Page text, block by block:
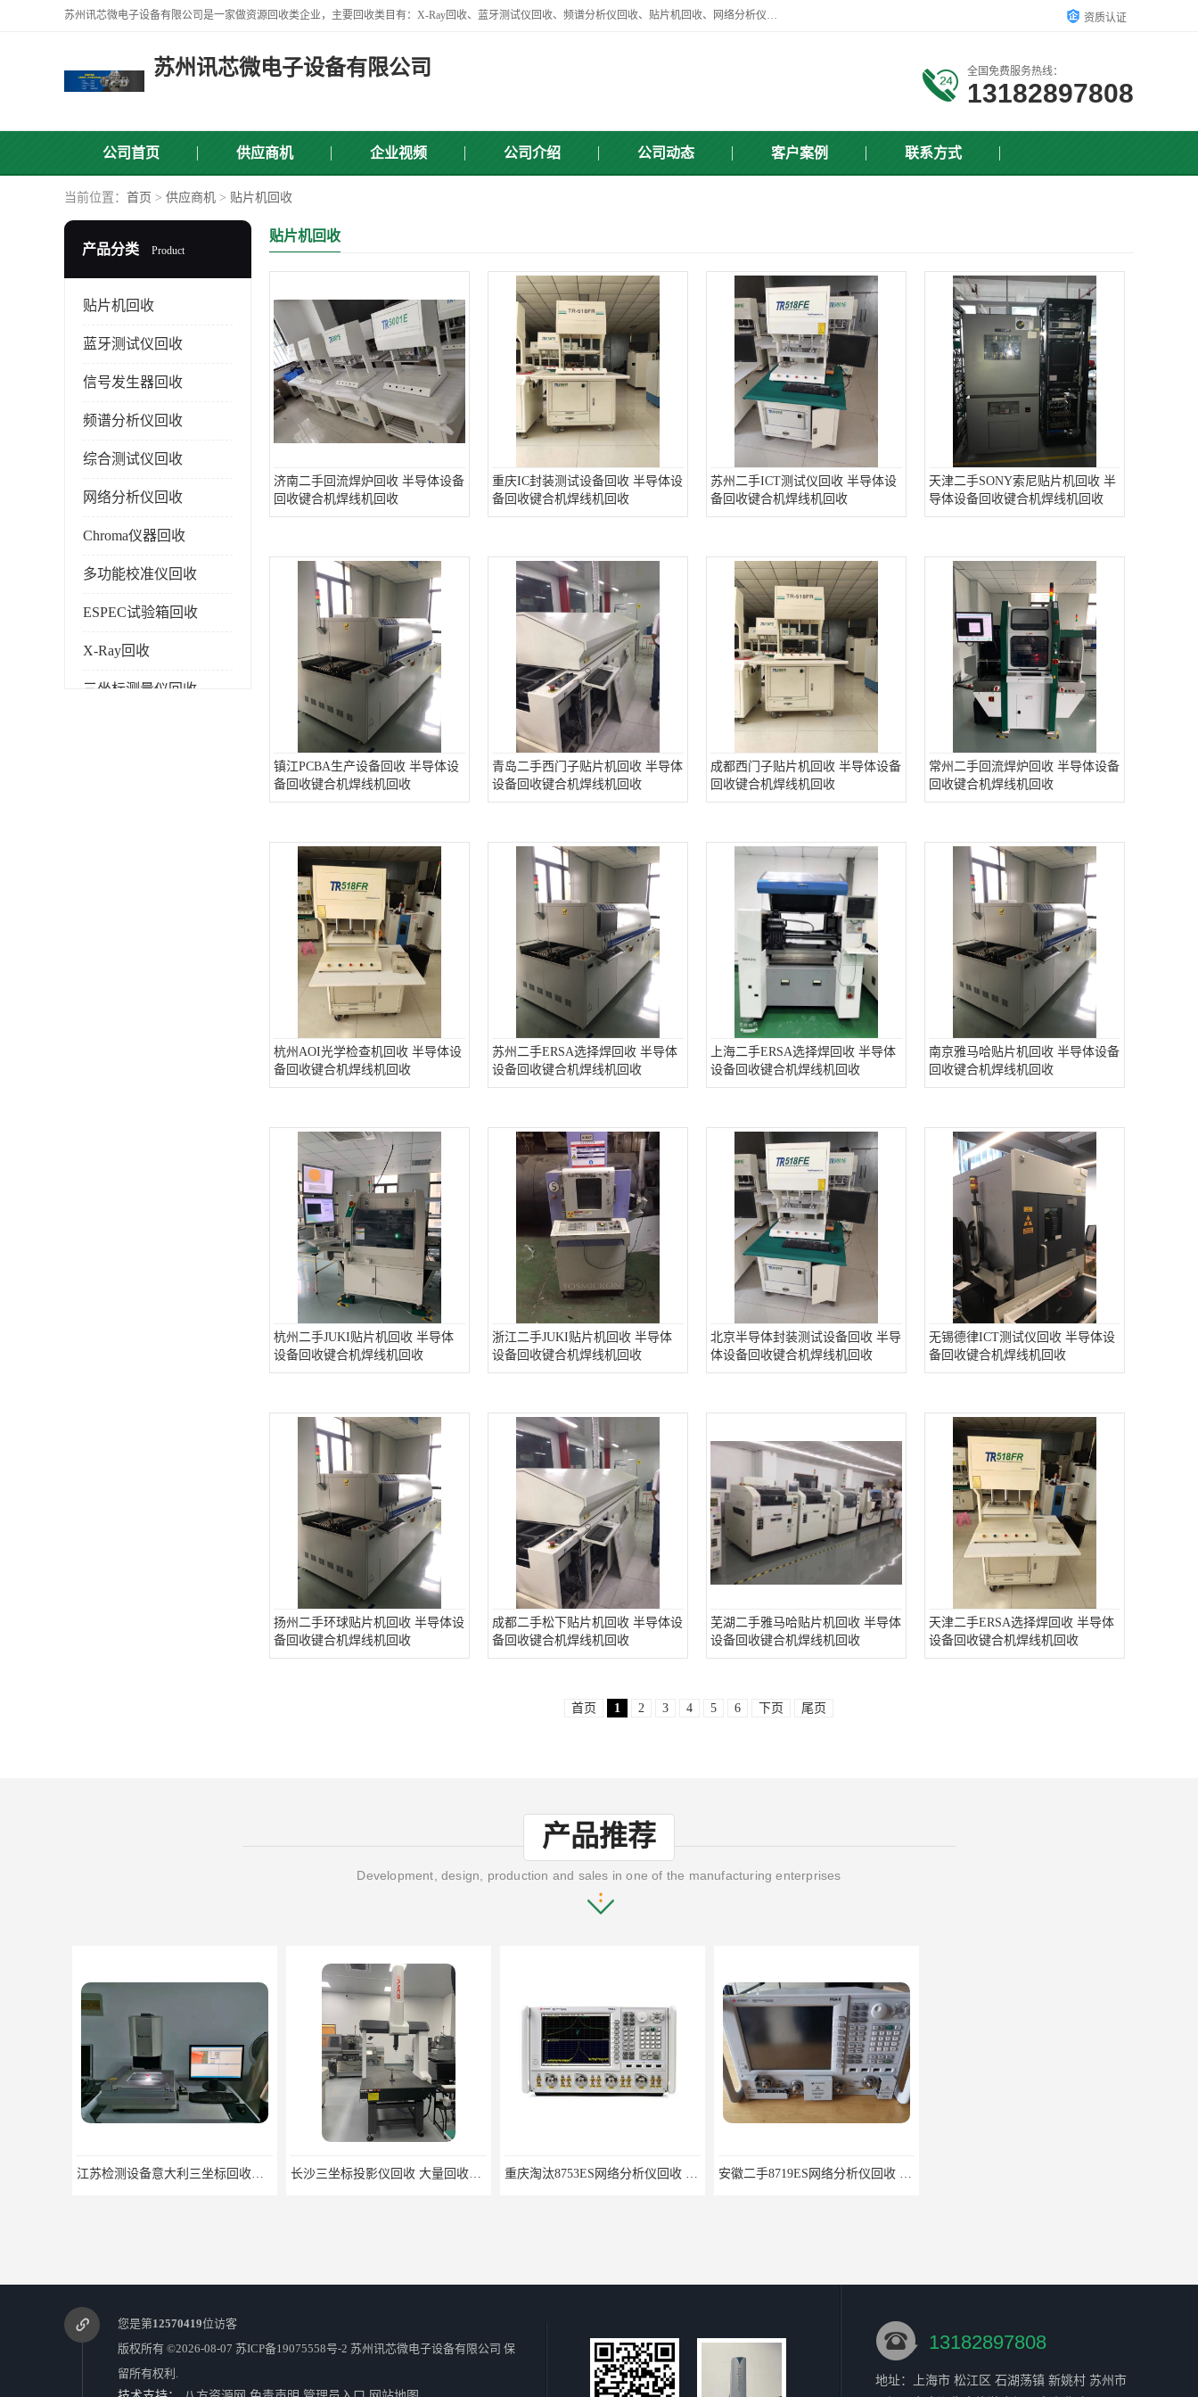
苏州讯芯微电子设备有限公司是一家做资源回收类企业，主要回收类目有：X-Ray回收、蓝牙测试仪回收、频谱分析仪回收、贴片机回收、网络分析仪回收、信号发生器回收等，从企业单位的需求出发，试通过本网络平台的建立有效整合物资市场，使可再生资源获得合理的流通和科学的再利用。 资质认证
苏州讯芯微电子设备有限公司 全国免费服务热线：
13182897808
公司首页 供应商机 企业视频 公司介绍 公司动态 客户案例 联系方式
当前位置： 首页 > 供应商机 > 贴片机回收
产品分类 Product
贴片机回收
蓝牙测试仪回收
信号发生器回收
频谱分析仪回收
综合测试仪回收
网络分析仪回收
Chroma仪器回收
多功能校准仪回收
ESPEC试验箱回收
X-Ray回收
三坐标测量仪回收
贴片机回收
济南二手回流焊炉回收 半导体设备
回收键合机焊线机回收
重庆IC封装测试设备回收 半导体设
备回收键合机焊线机回收
苏州二手ICT测试仪回收 半导体设
备回收键合机焊线机回收
天津二手SONY索尼贴片机回收 半
导体设备回收键合机焊线机回收
镇江PCBA生产设备回收 半导体设
备回收键合机焊线机回收
青岛二手西门子贴片机回收 半导体
设备回收键合机焊线机回收
成都西门子贴片机回收 半导体设备
回收键合机焊线机回收
常州二手回流焊炉回收 半导体设备
回收键合机焊线机回收
杭州AOI光学检查机回收 半导体设
备回收键合机焊线机回收
苏州二手ERSA选择焊回收 半导体
设备回收键合机焊线机回收
上海二手ERSA选择焊回收 半导体
设备回收键合机焊线机回收
南京雅马哈贴片机回收 半导体设备
回收键合机焊线机回收
杭州二手JUKI贴片机回收 半导体
设备回收键合机焊线机回收
浙江二手JUKI贴片机回收 半导体
设备回收键合机焊线机回收
北京半导体封装测试设备回收 半导
体设备回收键合机焊线机回收
无锡德律ICT测试仪回收 半导体设
备回收键合机焊线机回收
扬州二手环球贴片机回收 半导体设
备回收键合机焊线机回收
成都二手松下贴片机回收 半导体设
备回收键合机焊线机回收
芜湖二手雅马哈贴片机回收 半导体
设备回收键合机焊线机回收
天津二手ERSA选择焊回收 半导体
设备回收键合机焊线机回收
首页 1 2 3 4 5 6 下页 尾页
产品推荐
Development, design, production and sales in one of the manufacturing enterprises
江苏检测设备意大利三坐标回收信誉保证 大量回收三坐标 长沙三坐标投影仪回收 大量回收三坐标 重庆淘汰8753ES网络分析仪回收 音频测试仪器回收 安徽二手8719ES网络分析仪回收 音频测试仪器回收
您是第12570419位访客
版权所有 ©2026-08-07 苏ICP备19075558号-2 苏州讯芯微电子设备有限公司 保
留所有权利.
13182897808
地址：上海市 松江区 石湖荡镇 新姚村 苏州市